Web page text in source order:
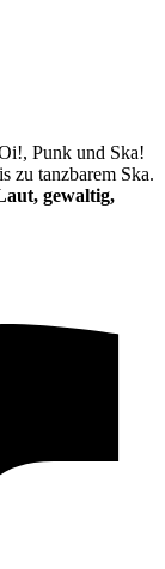
Punk und Ska!
zu tanzbarem Ska.
gewaltig,